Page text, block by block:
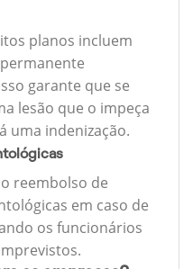
planos incluem
garante que se
lesão que o impeça
uma indenização.
reembolso de
em caso de
os funcionários